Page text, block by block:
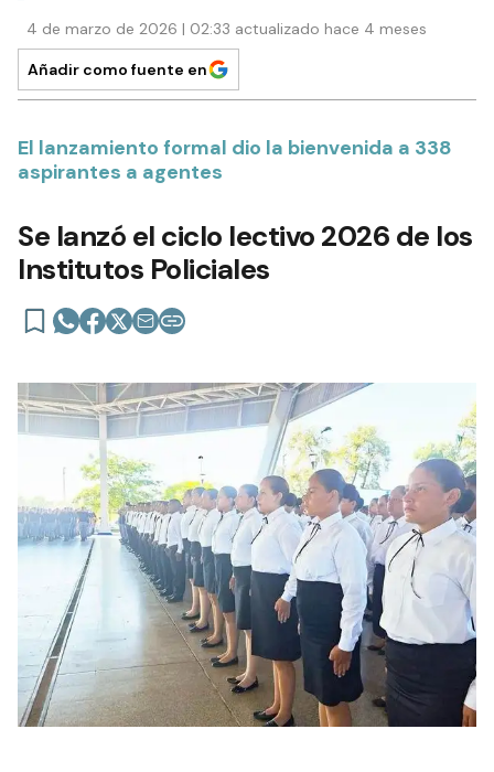
4 de marzo de 2026 | 02:33 actualizado hace 4 meses
Añadir como fuente en
El lanzamiento formal dio la bienvenida a 338
aspirantes a agentes
Se lanzó el ciclo lectivo 2026 de los
Institutos Policiales